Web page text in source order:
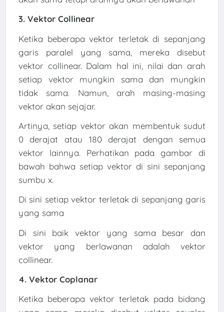
3. Vektor Collinear
Ketika beberapa vektor terletak di sepanjang
garis paralel yang sama, mereka disebut
vektor collinear. Dalam hal ini, nilai dan arah
setiap vektor mungkin sama dan mungkin
tidak sama. Namun, arah masing-masing
vektor akan sejajar.
Artinya, setiap vektor akan membentuk sudut
0 derajat atau 180 derajat dengan semua
vektor lainnya. Perhatikan pada gambar di
bawah bahwa setiap vektor di sini sepanjang
sumbu x.
Di sini setiap vektor terletak di sepanjang garis
yang sama
Di sini baik vektor yang sama besar dan
vektor yang berlawanan adalah vektor
collinear.
4. Vektor Coplanar
Ketika beberapa vektor terletak pada bidang